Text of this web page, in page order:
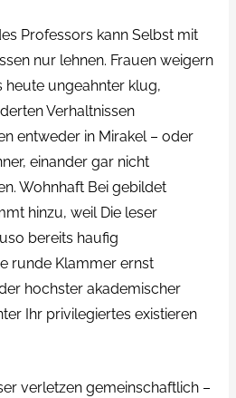
Professors kann Selbst mit
nur lehnen. Frauen weigern
heute ungeahnter klug,
Verhaltnissen
entweder in Mirakel – oder
einander gar nicht
Wohnhaft Bei gebildet
hinzu, weil Die leser
bereits haufig
runde Klammer ernst
hochster akademischer
Ihr privilegiertes existieren
verletzen gemeinschaftlich –